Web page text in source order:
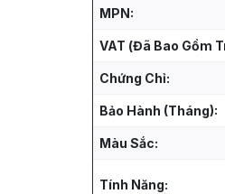
MPN:
VAT (Đã Bao Gồm
Chứng Chỉ:
Bảo Hành (Tháng):
Màu Sắc:
Tính Năng: